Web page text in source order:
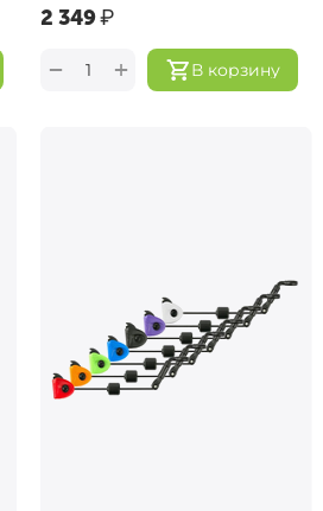
‍2 349‍₽
В корзину
+
−